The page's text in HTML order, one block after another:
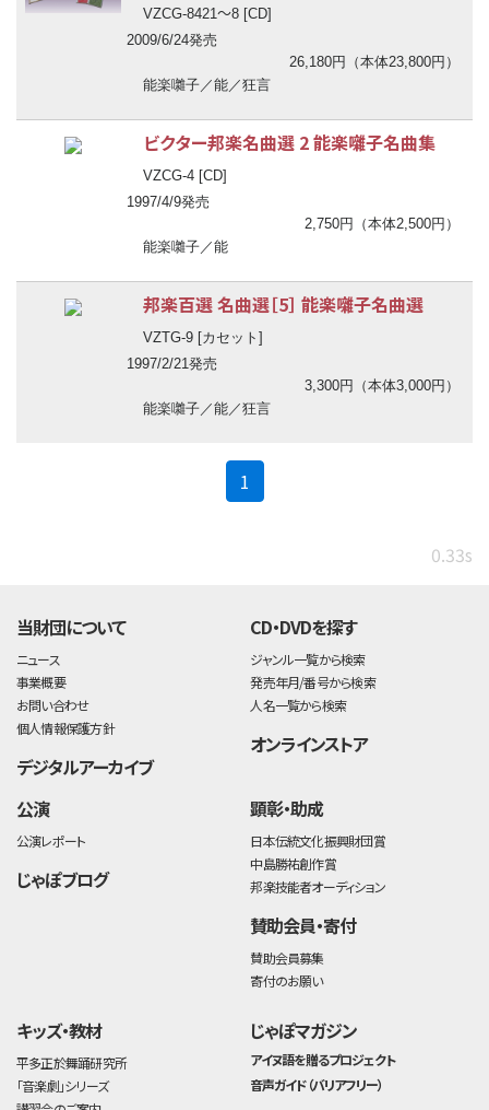
VZCG-8421〜8 [CD]
2009/6/24発売
26,180円（本体23,800円）
能楽囃子／能／狂言
ビクター邦楽名曲選 2 能楽囃子名曲集
VZCG-4 [CD]
1997/4/9発売
2,750円（本体2,500円）
能楽囃子／能
邦楽百選 名曲選［5］ 能楽囃子名曲選
VZTG-9 [カセット]
1997/2/21発売
3,300円（本体3,000円）
能楽囃子／能／狂言
1
0.33s
当財団について
ニュース
事業概要
お問い合わせ
個人情報保護方針
デジタルアーカイブ
CD・DVDを探す
ジャンル一覧から検索
発売年月/番号から検索
人名一覧から検索
オンラインストア
公演
公演レポート
じゃぽブログ
顕彰・助成
日本伝統文化振興財団賞
中島勝祐創作賞
邦楽技能者オーディション
賛助会員・寄付
賛助会員募集
寄付のお願い
キッズ・教材
平多正於舞踊研究所
「音楽劇」シリーズ
じゃぽマガジン
アイヌ語を贈るプロジェクト
音声ガイド（バリアフリー）